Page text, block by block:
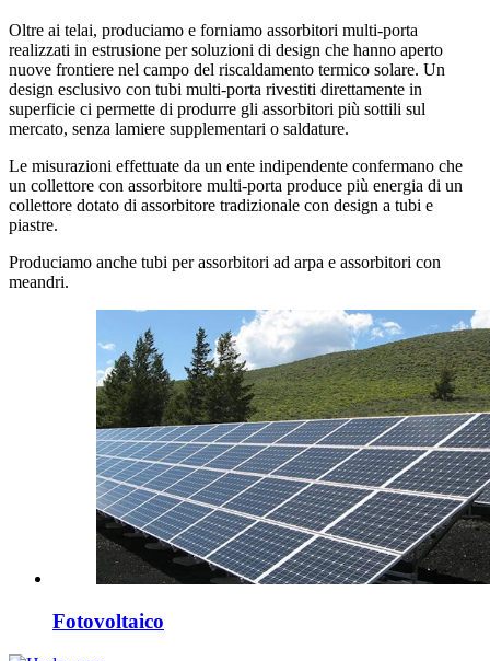
Oltre ai telai, produciamo e forniamo assorbitori multi-porta
realizzati in estrusione per soluzioni di design che hanno aperto
nuove frontiere nel campo del riscaldamento termico solare. Un
design esclusivo con tubi multi-porta rivestiti direttamente in
superficie ci permette di produrre gli assorbitori più sottili sul
mercato, senza lamiere supplementari o saldature.
Le misurazioni effettuate da un ente indipendente confermano che
un collettore con assorbitore multi-porta produce più energia di un
collettore dotato di assorbitore tradizionale con design a tubi e
piastre.
Produciamo anche tubi per assorbitori ad arpa e assorbitori con
meandri.
Fotovoltaico